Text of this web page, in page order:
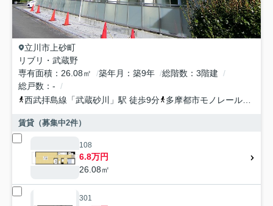
立川市 上砂町
リブリ・武蔵野
専有面積
26.08㎡ 築年月 築9年 総階数
3階建
総戸数
-
西武拝島線 「武蔵砂川 」駅 徒歩9分 多摩都市モノレール
賃貸（募集中2件）
108
6.8万円
26.08㎡
301